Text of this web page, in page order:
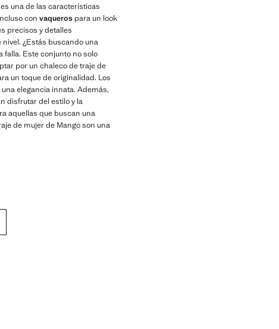
una de las características
con vaqueros para un look
precisos y detalles
¿Estás buscando una
falla. Este conjunto no solo
por un chaleco de traje de
un toque de originalidad. Los
elegancia innata. Además,
disfrutar del estilo y la
aquellas que buscan una
de mujer de Mango son una